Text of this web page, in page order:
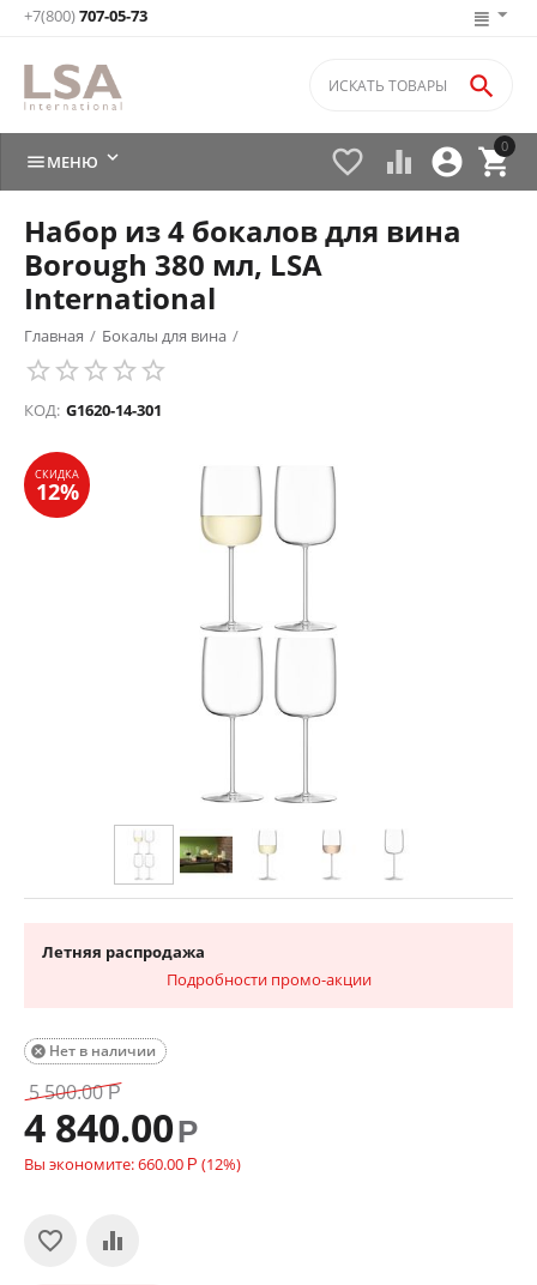
+7(800)707-05-73
0


 

МЕНЮ 
Набор из 4 бокалов для вина
Borough 380 мл, LSA
International
Главная / Бокалы для вина /
КОД: G1620-14-301
СКИДКА
Летняя распродажа
Подробности промо-акции
Нет в наличии

5 500.00 Р
4 840.00Р
Вы экономите:660.00 Р (12%)